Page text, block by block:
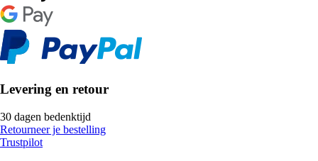
Levering en retour
30 dagen bedenktijd
Retourneer je bestelling
Trustpilot